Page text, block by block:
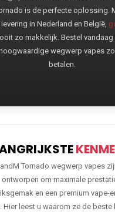
is de perfecte oplossing.
in Nederland en België,
zo makkelijk. Bestel vandaag
wegwerp vapes
betalen.
Tornado wegwerp vapes
ontworpen om maximale
en een premium vape-
Hier leest u waarom ze de beste